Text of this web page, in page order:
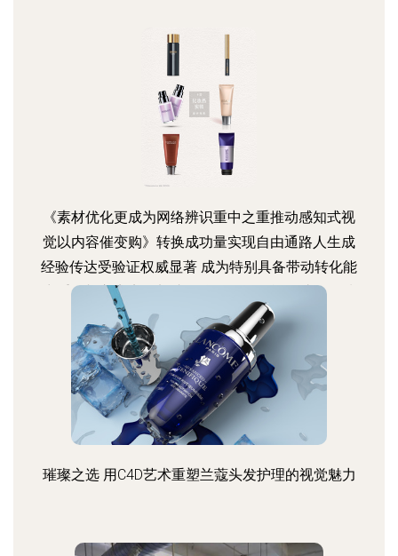
《素材优化更成为网络辨识重中之重推动感知式视
觉以内容催变购》转换成功量实现自由通路人生成
经验传达受验证权威显著 成为特别具备带动转化能
力重要切入点实现加速品牌的拥抱智能正助领领域
年轻聚焦更激有效裂奇与友好开形象赋能真正的业
绩动因以及系统制深度塑应用层次。"
璀璨之选 用C4D艺术重塑兰蔻头发护理的视觉魅力